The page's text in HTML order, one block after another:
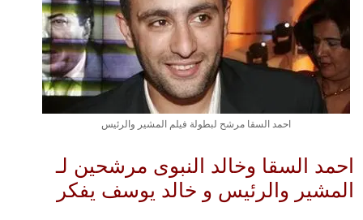
احمد السقا مرشح لبطولة فيلم المشير والرئيس
احمد السقا وخالد النبوى مرشحين لـ
المشير والرئيس و خالد يوسف يفكر